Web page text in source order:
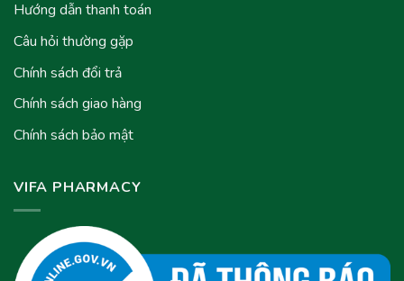
Hướng dẫn thanh toán
Câu hỏi thường gặp
Chính sách đổi trả
Chính sách giao hàng
Chính sách bảo mật
VIFA PHARMACY